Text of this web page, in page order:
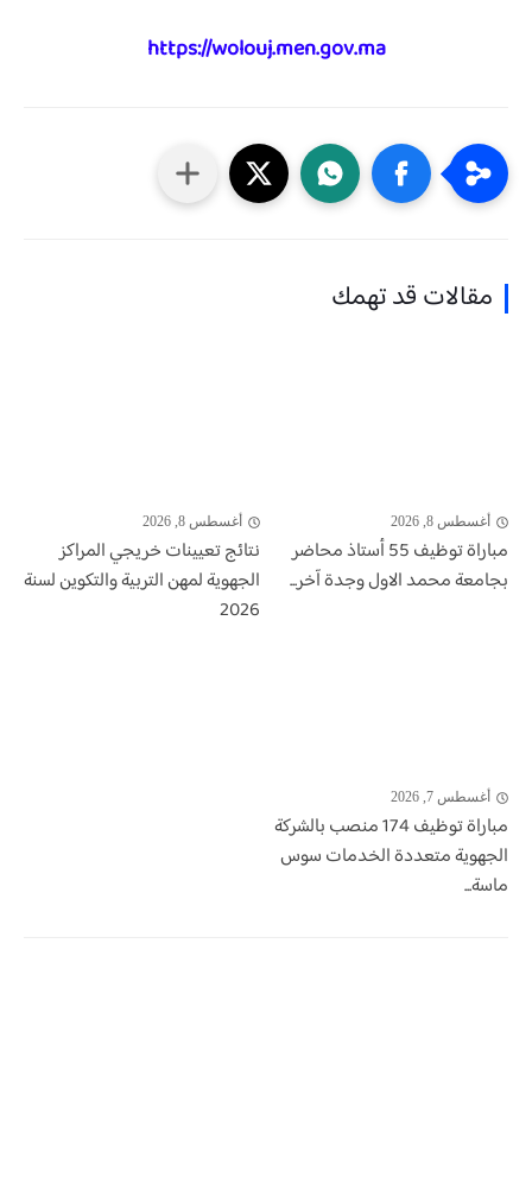
https://wolouj.men.gov.ma
مقالات قد تهمك
أغسطس 8, 2026
مباراة توظيف 55 أستاذ محاضر
بجامعة محمد الاول وجدة آخر...
أغسطس 8, 2026
نتائج تعيينات خريجي المراكز
الجهوية لمهن التربية والتكوين لسنة
2026
أغسطس 7, 2026
مباراة توظيف 174 منصب بالشركة
الجهوية متعددة الخدمات سوس
ماسة...